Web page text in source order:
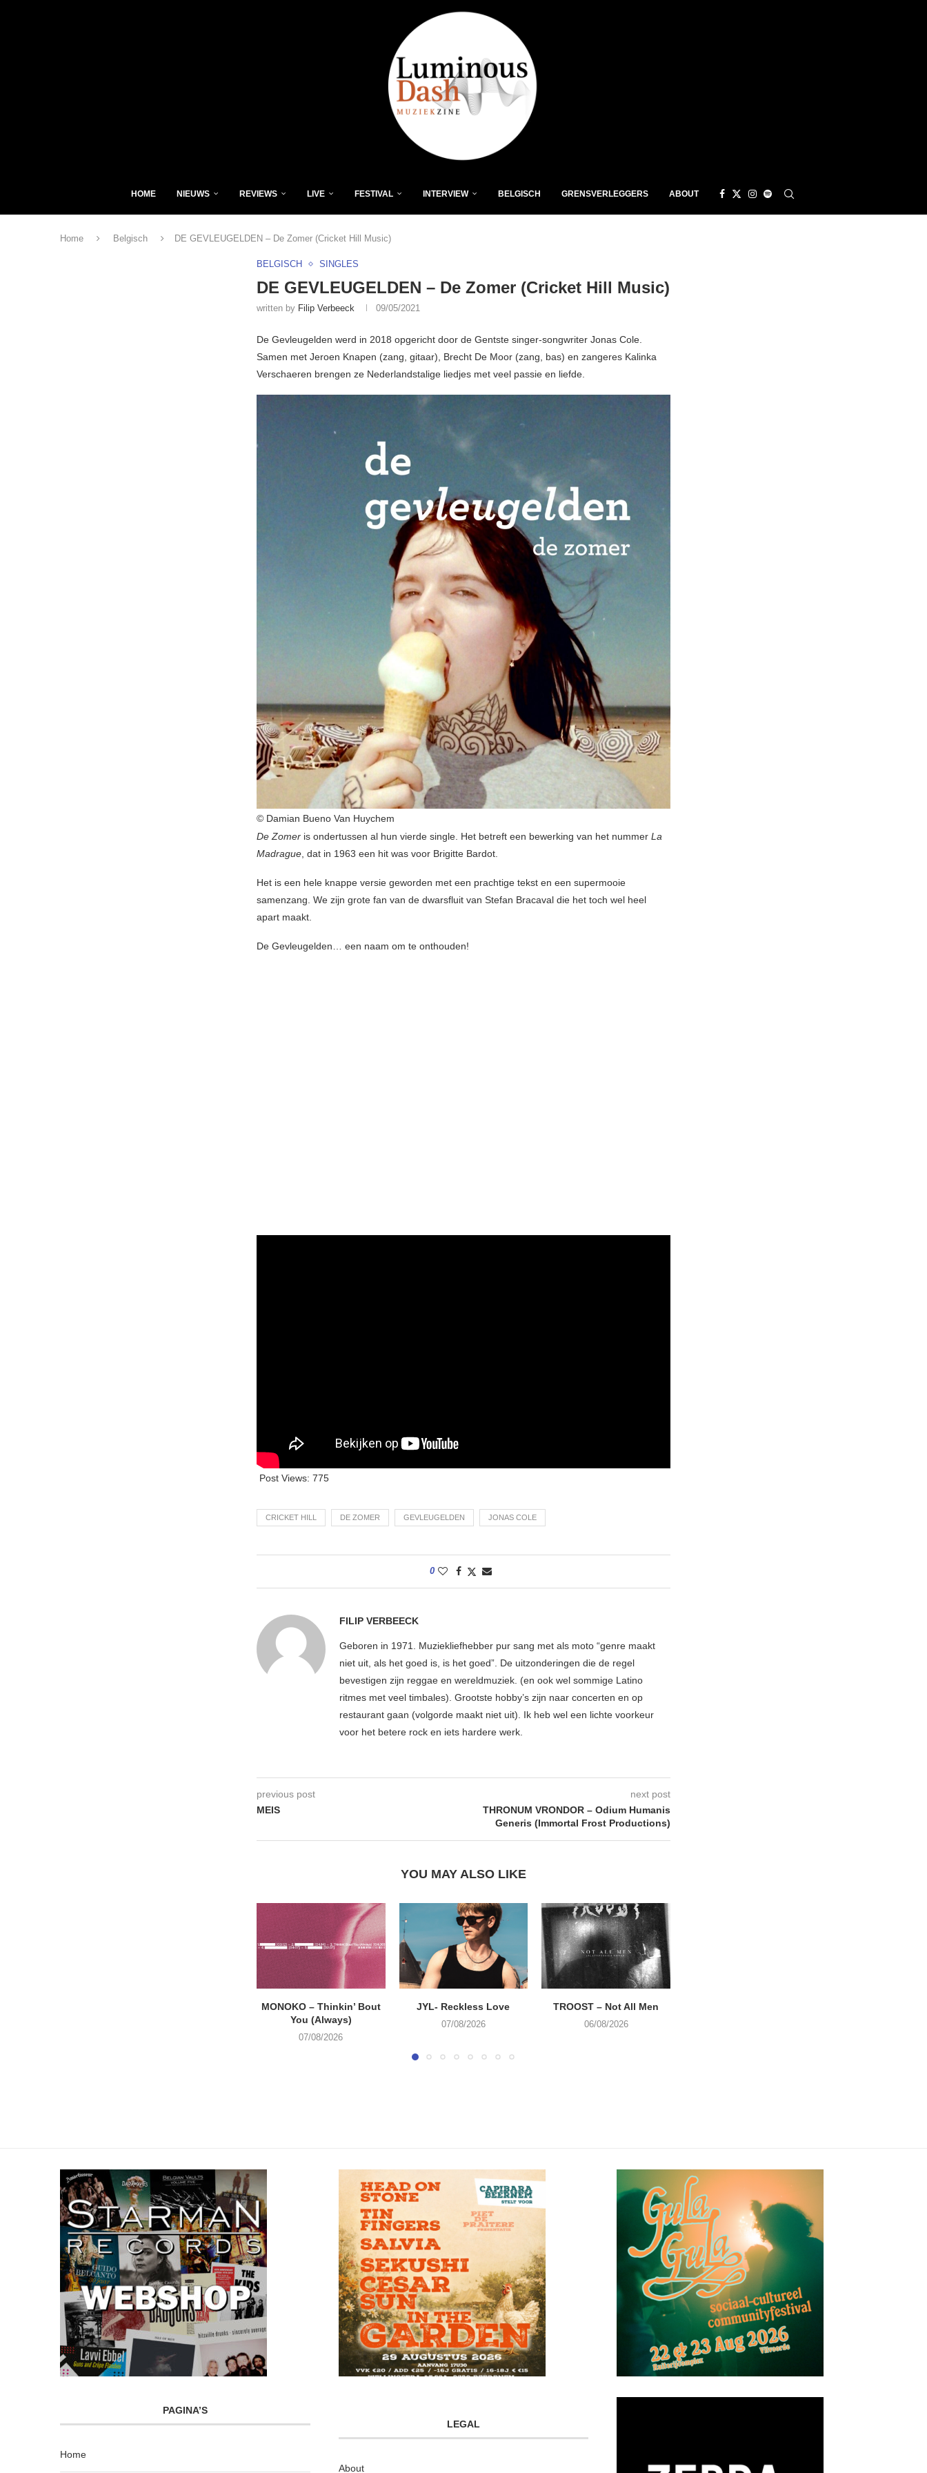
HOME NIEUWS REVIEWS LIVE FESTIVAL INTERVIEW BELGISCH GRENSVERLEGGERS ABOUT
Home Belgisch DE GEVLEUGELDEN – De Zomer (Cricket Hill Music)
BELGISCH SINGLES
DE GEVLEUGELDEN – De Zomer (Cricket Hill Music)
written by Filip Verbeeck 09/05/2021
De Gevleugelden werd in 2018 opgericht door de Gentste singer-songwriter Jonas Cole.
Samen met Jeroen Knapen (zang, gitaar), Brecht De Moor (zang, bas) en zangeres Kalinka
Verschaeren brengen ze Nederlandstalige liedjes met veel passie en liefde.
© Damian Bueno Van Huychem
De Zomer is ondertussen al hun vierde single. Het betreft een bewerking van het nummer La
Madrague, dat in 1963 een hit was voor Brigitte Bardot.
Het is een hele knappe versie geworden met een prachtige tekst en een supermooie
samenzang. We zijn grote fan van de dwarsfluit van Stefan Bracaval die het toch wel heel
apart maakt.
De Gevleugelden… een naam om te onthouden!
Post Views: 775
CRICKET HILL DE ZOMER GEVLEUGELDEN JONAS COLE
0
FILIP VERBEECK
Geboren in 1971. Muziekliefhebber pur sang met als moto “genre maakt
niet uit, als het goed is, is het goed”. De uitzonderingen die de regel
bevestigen zijn reggae en wereldmuziek. (en ook wel sommige Latino
ritmes met veel timbales). Grootste hobby’s zijn naar concerten en op
restaurant gaan (volgorde maakt niet uit). Ik heb wel een lichte voorkeur
voor het betere rock en iets hardere werk.
previous post
MEIS
next post
THRONUM VRONDOR – Odium Humanis
Generis (Immortal Frost Productions)
YOU MAY ALSO LIKE
MONOKO – Thinkin’ Bout
You (Always)
07/08/2026
JYL- Reckless Love
07/08/2026
TROOST – Not All Men
06/08/2026
PAGINA’S
Home
LEGAL
About